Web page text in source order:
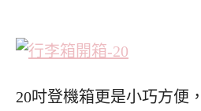
20吋登機箱更是小巧方便